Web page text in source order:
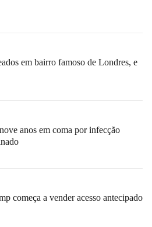
em bairro famoso de Londres, e
anos em coma por infecção
começa a vender acesso antecipado